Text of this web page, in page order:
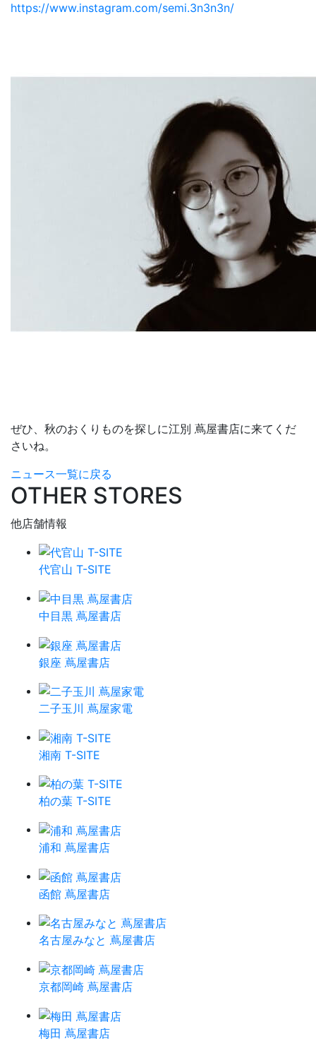
https://www.instagram.com/semi.3n3n3n/
ぜひ、秋のおくりものを探しに江別 蔦屋書店に来てくだ
さいね。
ニュース一覧に戻る
OTHER STORES
他店舗情報
代官山 T-SITE
中目黒 蔦屋書店
銀座 蔦屋書店
二子玉川 蔦屋家電
湘南 T-SITE
柏の葉 T-SITE
浦和 蔦屋書店
函館 蔦屋書店
名古屋みなと 蔦屋書店
京都岡崎 蔦屋書店
梅田 蔦屋書店